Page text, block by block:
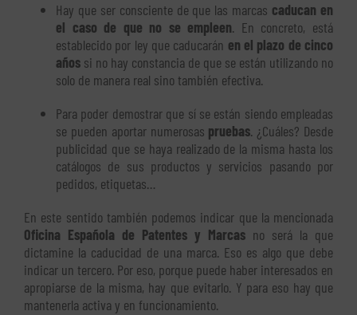
Hay que ser consciente de que las marcas caducan en
el caso de que no se empleen. En concreto, está
establecido por ley que caducarán en el plazo de cinco
años si no hay constancia de que se están utilizando no
solo de manera real sino también efectiva.
Para poder demostrar que sí se están siendo empleadas
se pueden aportar numerosas pruebas. ¿Cuáles? Desde
publicidad que se haya realizado de la misma hasta los
catálogos de sus productos y servicios pasando por
pedidos, etiquetas…
En este sentido también podemos indicar que la mencionada
Oficina Española de Patentes y Marcas no será la que
dictamine la caducidad de una marca. Eso es algo que debe
indicar un tercero. Por eso, porque puede haber interesados en
apropiarse de la misma, hay que evitarlo. Y para eso hay que
mantenerla activa y en funcionamiento.